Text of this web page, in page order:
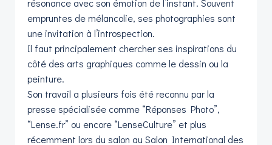
résonance avec son émotion de l’instant. Souvent
empruntes de mélancolie, ses photographies sont
une invitation à l’introspection.
Il faut principalement chercher ses inspirations du
côté des arts graphiques comme le dessin ou la
peinture.
Son travail a plusieurs fois été reconnu par la
presse spécialisée comme “Réponses Photo”,
“Lense.fr” ou encore “LenseCulture” et plus
récemment lors du salon au Salon International des